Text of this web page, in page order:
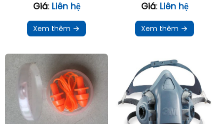
Giá: Liên hệ
Xem thêm
Giá: Liên hệ
Xem thêm